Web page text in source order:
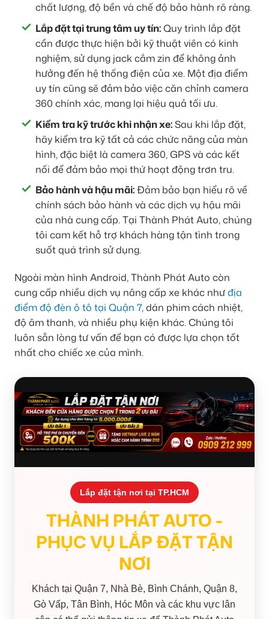
chất lượng, độ bền và chế độ bảo hành rõ ràng.
Lắp đặt tại trung tâm uy tín:Quy trình lắp đặt
cần được thực hiện bởi kỹ thuật viên có kinh
nghiệm, sử dụng jack cắm zin để không ảnh
hưởng đến hệ thống điện của xe. Một địa điểm
uy tín cũng sẽ đảm bảo việc căn chỉnh camera
360 chính xác, mang lại hiệu quả tối ưu.
Kiểm tra kỹ trước khi nhận xe:Sau khi lắp đặt,
hãy kiểm tra kỹ tất cả các chức năng của màn
hình, đặc biệt là camera 360, GPS và các kết
nối để đảm bảo mọi thứ hoạt động trơn tru.
Bảo hành và hậu mãi:Đảm bảo bạn hiểu rõ về
chính sách bảo hành và các dịch vụ hậu mãi
của nhà cung cấp. Tại Thành Phát Auto, chúng
tôi cam kết hỗ trợ khách hàng tận tình trong
suốt quá trình sử dụng.
Ngoài màn hình Android, Thành Phát Auto còn
cung cấp nhiều dịch vụ nâng cấp xe khác nhưđịa
điểm độ đèn ô tô tại Quận 7, dán phim cách nhiệt,
độ âm thanh, và nhiều phụ kiện khác. Chúng tôi
luôn sẵn lòng tư vấn để bạn có được lựa chọn tốt
nhất cho chiếc xe của mình.
Lắp đặt tận nơi tại TP.HCM
THÀNH PHÁT AUTO -
PHỤC VỤ LẮP ĐẶT TẬN
NƠI
Khách tại Quận 7, Nhà Bè, Bình Chánh, Quận 8,
Gò Vấp, Tân Bình, Hóc Môn và các khu vực lân